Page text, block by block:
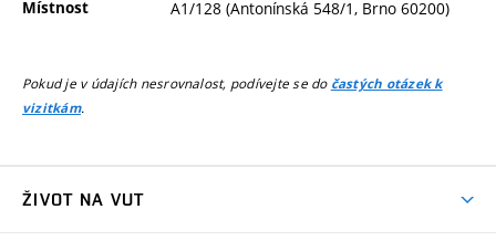
Místnost A1/128 (Antonínská 548/1, Brno 60200)
Pokud je v údajích nesrovnalost, podívejte se do častých otázek k
vizitkám.
ŽIVOT NA VUT